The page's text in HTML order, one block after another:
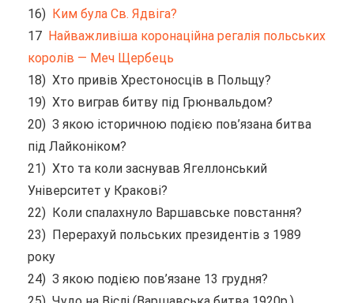
16) Ким була Св. Ядвіга?
17 Найважливіша коронаційна регалія польських
королів — Меч Щербець
18) Хто привів Хрестоносців в Польщу?
19) Хто виграв битву під Грюнвальдом?
20) З якою історичною подією пов’язана битва
під Лайконіком?
21) Хто та коли заснував Ягеллонський
Університет у Кракові?
22) Коли спалахнуло Варшавське повстання?
23) Перерахуй польських президентів з 1989
року
24) З якою подією пов’язане 13 грудня?